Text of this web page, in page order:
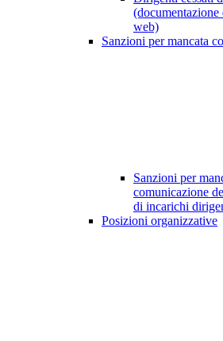
web)
Sanzioni per mancata
Sanzioni per
comunicazione
di incarichi
Posizioni organizzative